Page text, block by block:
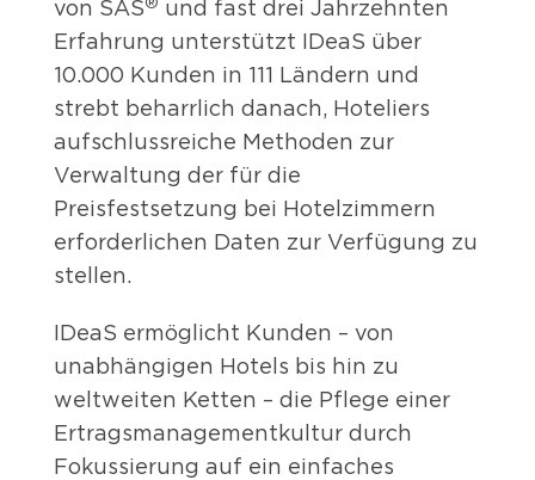
von SAS
und fast drei Jahrzehnten
Erfahrung unterstützt IDeaS über
10.000 Kunden in 111 Ländern und
strebt beharrlich danach, Hoteliers
aufschlussreiche Methoden zur
Verwaltung der für die
Preisfestsetzung bei Hotelzimmern
erforderlichen Daten zur Verfügung zu
stellen.
IDeaS ermöglicht Kunden – von
unabhängigen Hotels bis hin zu
weltweiten Ketten – die Pflege einer
Ertragsmanagementkultur durch
Fokussierung auf ein einfaches